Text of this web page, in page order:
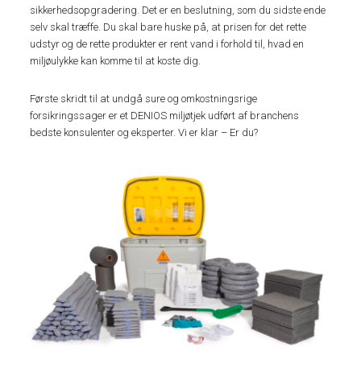
sikkerhedsopgradering. Det er en beslutning, som du sidste ende
selv skal træffe. Du skal bare huske på, at prisen for det rette
udstyr og de rette produkter er rent vand i forhold til, hvad en
miljøulykke kan komme til at koste dig.
Første skridt til at undgå sure og omkostningsrige
forsikringssager er et DENIOS miljøtjek udført af branchens
bedste konsulenter og eksperter. Vi er klar – Er du?